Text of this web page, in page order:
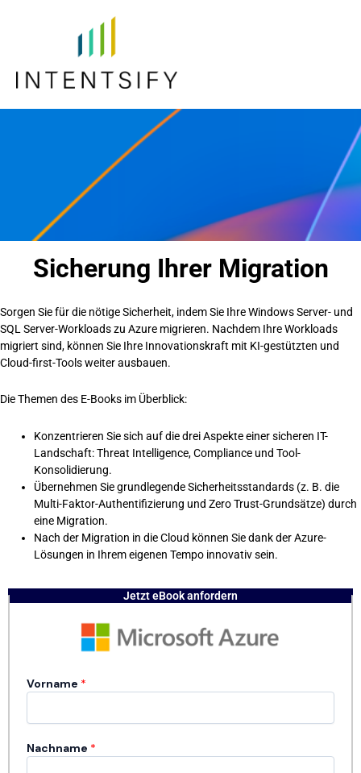
Sicherung Ihrer Migration
Sorgen Sie für die nötige Sicherheit, indem Sie Ihre Windows Server- und
SQL Server-Workloads zu Azure migrieren. Nachdem Ihre Workloads
migriert sind, können Sie Ihre Innovationskraft mit KI-gestützten und
Cloud-first-Tools weiter ausbauen.
Die Themen des E-Books im Überblick:
Konzentrieren Sie sich auf die drei Aspekte einer sicheren IT-
Landschaft: Threat Intelligence, Compliance und Tool-
Konsolidierung.
Übernehmen Sie grundlegende Sicherheitsstandards (z. B. die
Multi-Faktor-Authentifizierung und Zero Trust-Grundsätze) durch
eine Migration.
Nach der Migration in die Cloud können Sie dank der Azure-
Lösungen in Ihrem eigenen Tempo innovativ sein.
Jetzt eBook anfordern
Vorname​ *
Nachname *